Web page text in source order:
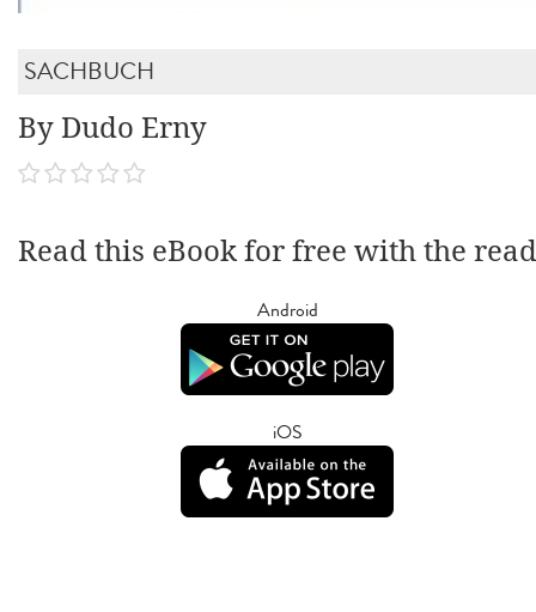
SACHBUCH
By Dudo Erny
Read this eBook for free with the
Android
iOS